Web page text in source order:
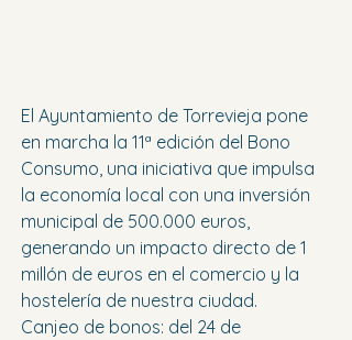
El Ayuntamiento de Torrevieja pone
en marcha la 11ª edición del Bono
Consumo, una iniciativa que impulsa
la economía local con una inversión
municipal de 500.000 euros,
generando un impacto directo de 1
millón de euros en el comercio y la
hostelería de nuestra ciudad.
Canjeo de bonos: del 24 de